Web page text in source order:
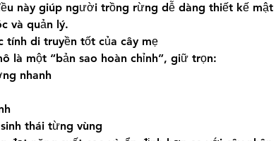
này giúp người trồng rừng dễ dàng thiết kế mật
và quản lý.
tính di truyền tốt của cây mẹ
là một “bản sao hoàn chỉnh”, giữ trọn:
nhanh
thái từng vùng